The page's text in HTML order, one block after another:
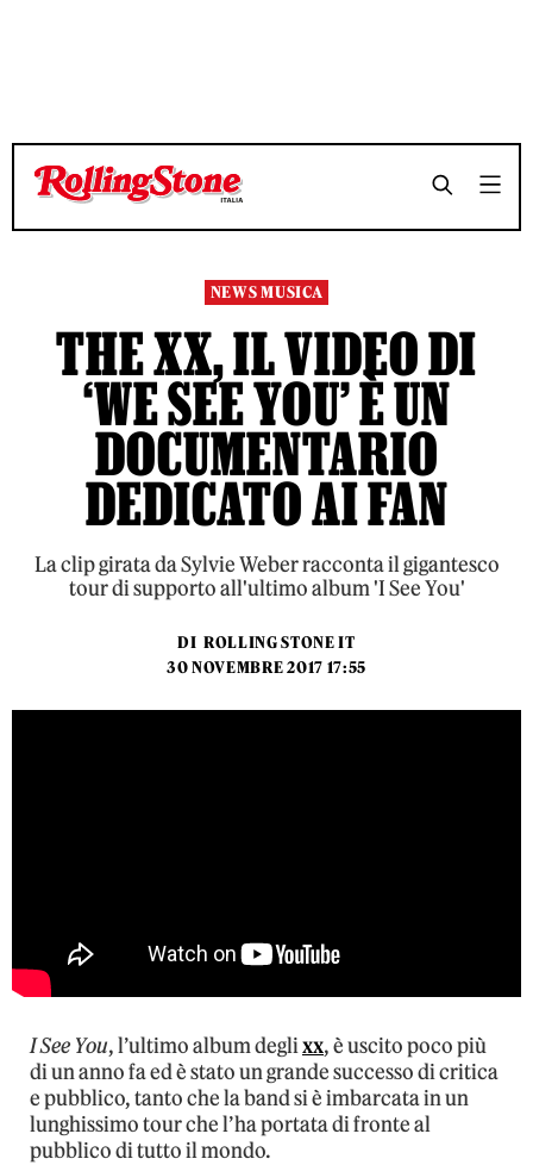
TEMPO DI LETTURA 2 MINUTI SHARE
TEMPO DI LETTURA 2 MINUTI SHARE
NEWS MUSICA
THE XX, IL VIDEO DI
‘WE SEE YOU’ È UN
DOCUMENTARIO
DEDICATO AI FAN
La clip girata da Sylvie Weber racconta il gigantesco
tour di supporto all'ultimo album 'I See You'
DI ROLLING STONE IT
30 NOVEMBRE 2017 17:55
I See You, l’ultimo album deglixx, è uscito poco più
di un anno fa ed è stato un grande successo di critica
e pubblico, tanto che la band si è imbarcata in un
lunghissimo tour che l’ha portata di fronte al
pubblico di tutto il mondo.